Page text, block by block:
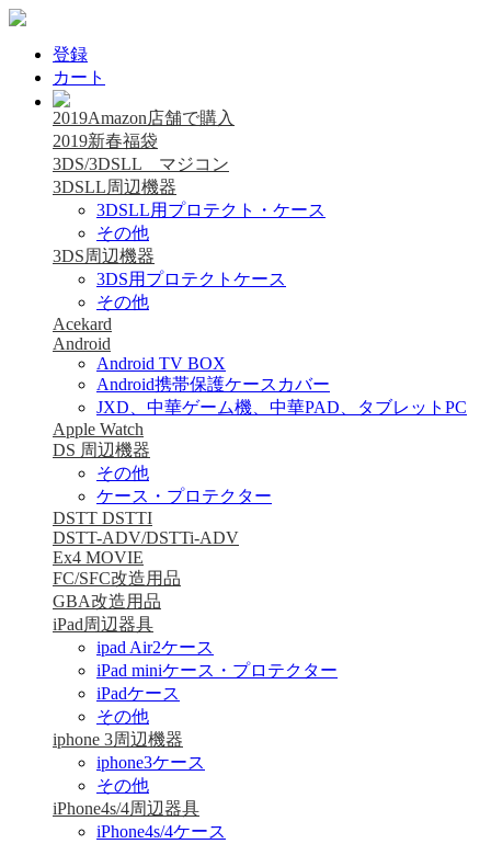
登録
カート
2019Amazon店舗で購入
2019新春福袋
3DS/3DSLL マジコン
3DSLL周辺機器
3DSLL用プロテクト・ケース
その他
3DS周辺機器
3DS用プロテクトケース
その他
Acekard
Android
Android TV BOX
Android携帯保護ケースカバー
JXD、中華ゲーム機、中華PAD、タブレットPC
Apple Watch
DS 周辺機器
その他
ケース・プロテクター
DSTT DSTTI
DSTT-ADV/DSTTi-ADV
Ex4 MOVIE
FC/SFC改造用品
GBA改造用品
iPad周辺器具
ipad Air2ケース
iPad miniケース・プロテクター
iPadケース
その他
iphone 3周辺機器
iphone3ケース
その他
iPhone4s/4周辺器具
iPhone4s/4ケース